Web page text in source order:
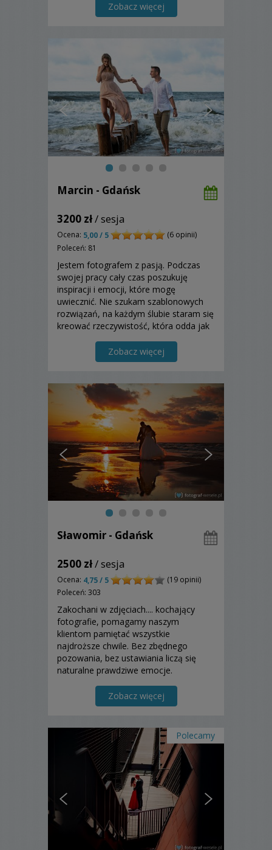
Zobacz więcej
Marcin - Gdańsk
3200 zł/ sesja
Ocena: 5,00 / 5
(6 opinii)
Poleceń: 81
Jestem fotografem z pasją. Podczas
swojej pracy cały czas poszukuję
inspiracji i emocji, które mogę
uwiecznić. Nie szukam szablonowych
rozwiązań, na każdym ślubie staram się
kreować rzeczywistość, która odda jak
Zobacz więcej
Sławomir - Gdańsk
2500 zł/ sesja
Ocena: 4,75 / 5
(19 opinii)
Poleceń: 303
Zakochani w zdjęciach.... kochający
fotografie, pomagamy naszym
klientom pamiętać wszystkie
najdroższe chwile. Bez zbędnego
pozowania, bez ustawiania liczą się
naturalne prawdziwe emocje.
kilka dni po weselu. Album w cenie oraz
nielimitowana ilość zdjęć.
Zobacz więcej
Polecamy